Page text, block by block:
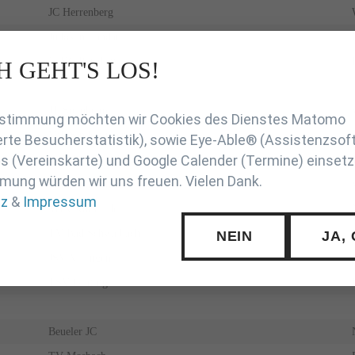
JC Herrenberg
UJKC Potsdam
JT Steinheim
VfL Sindelfingen
TSV Bayer 04 Leverkusen
VfL Sindelfingen
MTV Vorsfelde
Beueler JC
GEHT'S LOS!
möchten wir Cookies des Dienstes Matomo
Besucherstatistik), sowie Eye-Able®
(Vereinskarte) und Google Calender (Termine)
würden wir uns freuen. Vielen Dank.
& Impressum
NEIN JA,